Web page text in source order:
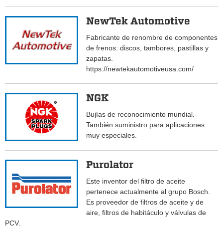
NewTek Automotive
Fabricante de renombre de componentes
de frenos: discos, tambores, pastillas y
zapatas.
https://newtekautomotiveusa.com/
NGK
Bujías de reconocimiento mundial.
También suministro para aplicaciones
muy especiales.
Purolator
Este inventor del filtro de aceite
pertenece actualmente al grupo Bosch.
Es proveedor de filtros de aceite y de
aire, filtros de habitáculo y válvulas de
PCV.